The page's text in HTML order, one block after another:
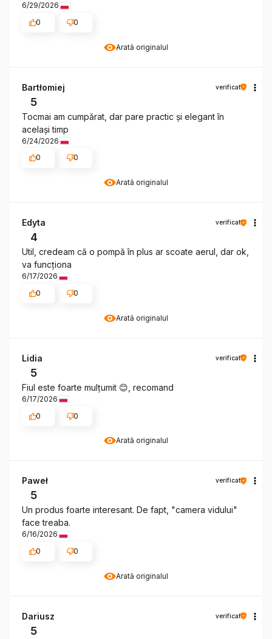
Arată originalul
6/29/2026
0
0
Arată originalul
Bartłomiej verificat
5
Tocmai am cumpărat, dar pare practic și elegant în
același timp
6/24/2026
0
0
Arată originalul
Edyta verificat
4
Util, credeam că o pompă în plus ar scoate aerul, dar ok,
va funcționa
6/17/2026
0
0
Arată originalul
Lidia verificat
5
Fiul este foarte mulțumit 😊, recomand
6/17/2026
0
0
Arată originalul
Paweł verificat
5
Un produs foarte interesant. De fapt, "camera vidului"
face treaba.
6/16/2026
0
0
Dariusz verificat
5